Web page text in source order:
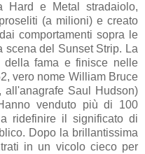
e Metal stradaiolo,
(a milioni) e creato
comportamenti sopra le
scena del Sunset Strip. La
della fama e finisce nelle
vero nome William Bruce
all'anagrafe Saul Hudson)
venduto più di 100
ridefinire il significato di
Dopo la brillantissima
in un vicolo cieco per